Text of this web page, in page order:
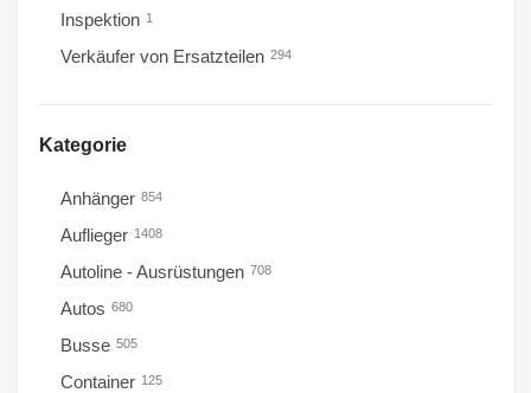
Inspektion 1
Verkäufer von Ersatzteilen 294
Kategorie
Anhänger 854
Auflieger 1408
Autoline - Ausrüstungen 708
Autos 680
Busse 505
Container 125